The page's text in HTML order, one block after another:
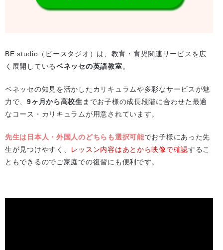
BE studio（ビースタジオ）は、教育・育児関連サービスを広
く展開しているベネッセの英語教室。
ベネッセの知見を活かしたカリキュラムや多彩なサービスが魅
力で、9ヶ月から高校生 までお子様の成長段階に合わせた最適
なコース・カリキュラムが用意されています。
先生は日本人・外国人のどちらも選択可能でお子様にあった先
生が見つけやすく、 レッスン内容はあとから映像で確認するこ
ともできるのでご家庭での復習にも便利です。